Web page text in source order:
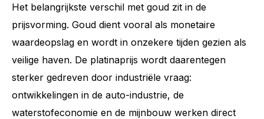
Het belangrijkste verschil met goud zit in de
prijsvorming. Goud dient vooral als monetaire
waardeopslag en wordt in onzekere tijden gezien als
veilige haven. De platinaprijs wordt daarentegen
sterker gedreven door industriële vraag:
ontwikkelingen in de auto-industrie, de
waterstofeconomie en de mijnbouw werken direct